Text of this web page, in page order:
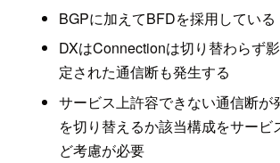
BGPに加えてBFDを採用している
DXはConnectionは切り替わらず
定された通信断も発生する
サービス上許容できない通信断が
を切り替えるか該当構成をサービ
ど考慮が必要